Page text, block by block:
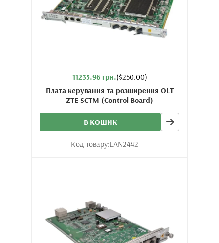
11235.96 грн.($250.00)
Плата керування та розширення OLT
ZTE SCTM (Control Board)
В КОШИК
Код товару:LAN2442